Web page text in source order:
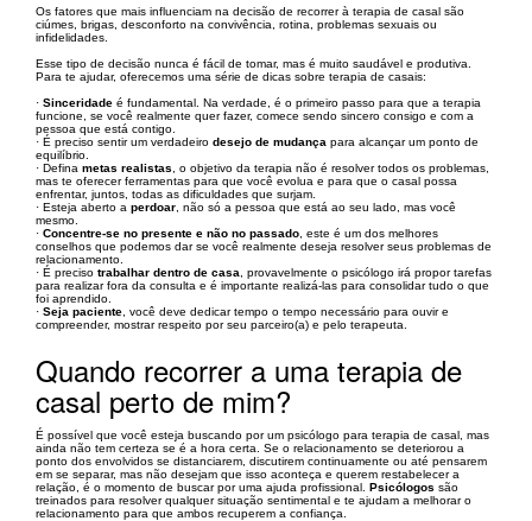
Os fatores que mais influenciam na decisão de recorrer à terapia de casal são
ciúmes, brigas, desconforto na convivência, rotina, problemas sexuais ou
infidelidades.
Esse tipo de decisão nunca é fácil de tomar, mas é muito saudável e produtiva.
Para te ajudar, oferecemos uma série de dicas sobre terapia de casais:
· Sinceridade é fundamental. Na verdade, é o primeiro passo para que a terapia
funcione, se você realmente quer fazer, comece sendo sincero consigo e com a
pessoa que está contigo.
· É preciso sentir um verdadeiro desejo de mudança para alcançar um ponto de
equilíbrio.
· Defina metas realistas , o objetivo da terapia não é resolver todos os problemas,
mas te oferecer ferramentas para que você evolua e para que o casal possa
enfrentar, juntos, todas as dificuldades que surjam.
· Esteja aberto a perdoar , não só a pessoa que está ao seu lado, mas você
mesmo.
· Concentre-se no presente e não no passado , este é um dos melhores
conselhos que podemos dar se você realmente deseja resolver seus problemas de
relacionamento.
· É preciso trabalhar dentro de casa , provavelmente o psicólogo irá propor tarefas
para realizar fora da consulta e é importante realizá-las para consolidar tudo o que
foi aprendido.
· Seja paciente , você deve dedicar tempo o tempo necessário para ouvir e
compreender, mostrar respeito por seu parceiro(a) e pelo terapeuta.
Quando recorrer a uma terapia de
casal perto de mim?
É possível que você esteja buscando por um psicólogo para terapia de casal, mas
ainda não tem certeza se é a hora certa. Se o relacionamento se deteriorou a
ponto dos envolvidos se distanciarem, discutirem continuamente ou até pensarem
em se separar, mas não desejam que isso aconteça e querem restabelecer a
relação, é o momento de buscar por uma ajuda profissional. Psicólogos são
treinados para resolver qualquer situação sentimental e te ajudam a melhorar o
relacionamento para que ambos recuperem a confiança.